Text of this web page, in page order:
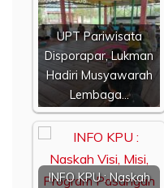
UPT Pariwisata
Disporapar, Lukman
Hadiri Musyawarah
Lembaga…
INFO KPU : Naskah